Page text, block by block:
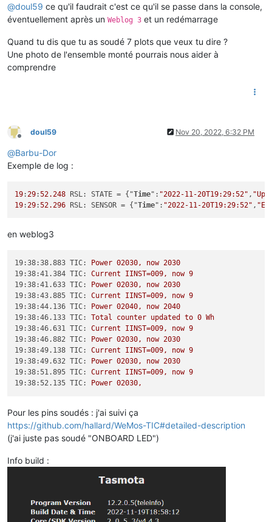
@doul59 ce qu'il faudrait c'est ce qu'il se passe dans la console,
éventuellement après un Weblog 3 et un redémarrage
Quand tu dis que tu as soudé 7 plots que veux tu dire ?
Une photo de l'ensemble monté pourrais nous aider à
comprendre
Offline
doul59 Nov 20, 2022, 6:32 PM
@Barbu-Dor
Exemple de log :
19:29:52.248 RSL: STATE = {"Time": "2022-11-20T19:29:52" ,
19:29:52.296 RSL: SENSOR = {"Time": "2022-11-20T19:29:52" ,
en weblog3
19:38:38.883 TIC: Power 02030, now 2030
19:38:41.384 TIC:
Current IINST=009, now 9
19:38:41.633 TIC:
Power 02030, now 2030
19:38:43.885 TIC:
Current IINST=009, now 9
19:38:44.136 TIC:
Power 02040, now 2040
19:38:46.133 TIC:
Total counter updated to 0 Wh
19:38:46.631 TIC:
Current IINST=009, now 9
19:38:46.882 TIC:
Power 02030, now 2030
19:38:49.138 TIC:
Current IINST=009, now 9
19:38:49.632 TIC:
Power 02030, now 2030
19:38:51.895 TIC:
Current IINST=009, now 9
19:38:52.135 TIC:
Power 02030,
Pour les pins soudés : j'ai suivi ça
https://github.com/hallard/WeMos-TIC#detailed-description
(j'ai juste pas soudé "ONBOARD LED")
Info build :